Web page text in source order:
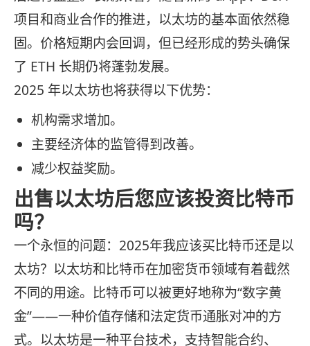
项目和商业合作的推进，以太坊的基本面依然稳
固。价格短期内会回调，但已经形成的势头确保
了 ETH 长期仍将蓬勃发展。
2025 年以太坊也将获得以下优势：
机构需求增加。
主要经济体的监管得到改善。
减少权益奖励。
出售以太坊后您应该投资比特币
吗？
一个永恒的问题：2025年我应该买比特币还是以
太坊？以太坊和比特币在加密货币领域有着截然
不同的用途。比特币可以被更好地称为“数字黄
金”——一种价值存储和法定货币通胀对冲的方
式。以太坊是一种平台技术，支持智能合约、